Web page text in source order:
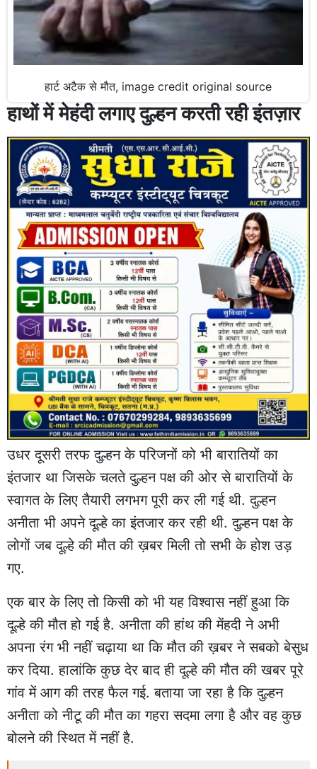
हार्ट अटैक से मौत, image credit original source
हाथों में मेहंदी लगाए दुल्हन करती रही इंतज़ार
उधर दूसरी तरफ दुल्हन के परिजनों को भी बारातियों का
इंतजार था जिसके चलते दुल्हन पक्ष की ओर से बारातियों के
स्वागत के लिए तैयारी लगभग पूरी कर ली गई थी. दुल्हन
अनीता भी अपने दूल्हे का इंतजार कर रही थी. दुल्हन पक्ष के
लोगों जब दूल्हे की मौत की ख़बर मिली तो सभी के होश उड़
गए.
एक बार के लिए तो किसी को भी यह विश्वास नहीं हुआ कि
दूल्हे की मौत हो गई है. अनीता की हांथ की मेंहदी ने अभी
अपना रंग भी नहीं चढ़ाया था कि मौत की ख़बर ने सबको बेसुध
कर दिया. हालांकि कुछ देर बाद ही दूल्हे की मौत की खबर पूरे
गांव में आग की तरह फैल गई. बताया जा रहा है कि दुल्हन
अनीता को नीटू की मौत का गहरा सदमा लगा है और वह कुछ
बोलने की स्थित में नहीं है.